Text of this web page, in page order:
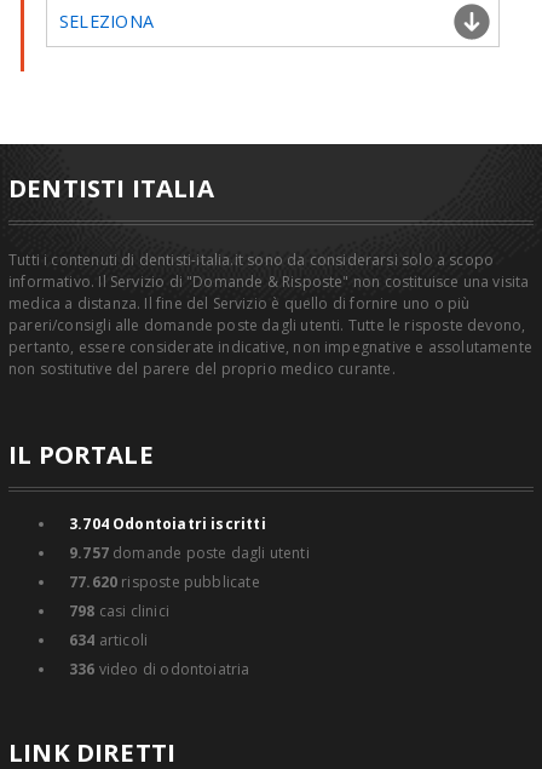
SELEZIONA
DENTISTI ITALIA
Tutti i contenuti di dentisti-italia.it sono da considerarsi solo a scopo
informativo. Il Servizio di "Domande & Risposte" non costituisce una visita
medica a distanza. Il fine del Servizio è quello di fornire uno o più
pareri/consigli alle domande poste dagli utenti. Tutte le risposte devono,
pertanto, essere considerate indicative, non impegnative e assolutamente
non sostitutive del parere del proprio medico curante.
IL PORTALE
3.704Odontoiatri iscritti
9.757domande poste dagli utenti
77.620 risposte pubblicate
798 casi clinici
634 articoli
336 video di odontoiatria
LINK DIRETTI